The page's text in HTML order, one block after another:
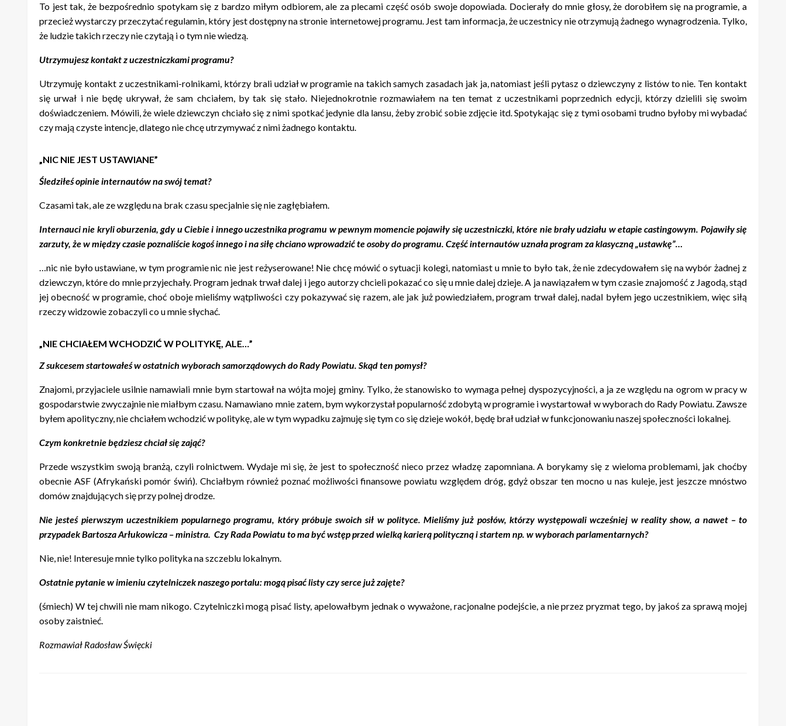
To jest tak, że bezpośrednio spotykam się z bardzo miłym odbiorem, ale za plecami część osób swoje dopowiada. Docierały do mnie głosy, że dorobiłem się na programie, a
przecież wystarczy przeczytać regulamin, który jest dostępny na stronie internetowej programu. Jest tam informacja, że uczestnicy nie otrzymują żadnego wynagrodzenia. Tylko,
że ludzie takich rzeczy nie czytają i o tym nie wiedzą.
Utrzymujesz kontakt z uczestniczkami programu?
Utrzymuję kontakt z uczestnikami-rolnikami, którzy brali udział w programie na takich samych zasadach jak ja, natomiast jeśli pytasz o dziewczyny z listów to nie. Ten kontakt
się urwał i nie będę ukrywał, że sam chciałem, by tak się stało. Niejednokrotnie rozmawiałem na ten temat z uczestnikami poprzednich edycji, którzy dzielili się swoim
doświadczeniem. Mówili, że wiele dziewczyn chciało się z nimi spotkać jedynie dla lansu, żeby zrobić sobie zdjęcie itd. Spotykając się z tymi osobami trudno byłoby mi wybadać
czy mają czyste intencje, dlatego nie chcę utrzymywać z nimi żadnego kontaktu.
„NIC NIE JEST USTAWIANE”
Śledziłeś opinie internautów na swój temat?
Czasami tak, ale ze względu na brak czasu specjalnie się nie zagłębiałem.
Internauci nie kryli oburzenia, gdy u Ciebie i innego uczestnika programu w pewnym momencie pojawiły się uczestniczki, które nie brały udziału w etapie castingowym. Pojawiły się
zarzuty, że w między czasie poznaliście kogoś innego i na siłę chciano wprowadzić te osoby do programu. Część internautów uznała program za klasyczną „ustawkę”…
…nic nie było ustawiane, w tym programie nic nie jest reżyserowane! Nie chcę mówić o sytuacji kolegi, natomiast u mnie to było tak, że nie zdecydowałem się na wybór żadnej z
dziewczyn, które do mnie przyjechały. Program jednak trwał dalej i jego autorzy chcieli pokazać co się u mnie dalej dzieje. A ja nawiązałem w tym czasie znajomość z Jagodą, stąd
jej obecność w programie, choć oboje mieliśmy wątpliwości czy pokazywać się razem, ale jak już powiedziałem, program trwał dalej, nadal byłem jego uczestnikiem, więc siłą
rzeczy widzowie zobaczyli co u mnie słychać.
„NIE CHCIAŁEM WCHODZIĆ W POLITYKĘ, ALE…”
Z sukcesem startowałeś w ostatnich wyborach samorządowych do Rady Powiatu. Skąd ten pomysł?
Znajomi, przyjaciele usilnie namawiali mnie bym startował na wójta mojej gminy. Tylko, że stanowisko to wymaga pełnej dyspozycyjności, a ja ze względu na ogrom w pracy w
gospodarstwie zwyczajnie nie miałbym czasu. Namawiano mnie zatem, bym wykorzystał popularność zdobytą w programie i wystartował w wyborach do Rady Powiatu. Zawsze
byłem apolityczny, nie chciałem wchodzić w politykę, ale w tym wypadku zajmuję się tym co się dzieje wokół, będę brał udział w funkcjonowaniu naszej społeczności lokalnej.
Czym konkretnie będziesz chciał się zająć?
Przede wszystkim swoją branżą, czyli rolnictwem. Wydaje mi się, że jest to społeczność nieco przez władzę zapomniana. A borykamy się z wieloma problemami, jak choćby
obecnie ASF (Afrykański pomór świń). Chciałbym również poznać możliwości finansowe powiatu względem dróg, gdyż obszar ten mocno u nas kuleje, jest jeszcze mnóstwo
domów znajdujących się przy polnej drodze.
Nie jesteś pierwszym uczestnikiem popularnego programu, który próbuje swoich sił w polityce. Mieliśmy już posłów, którzy występowali wcześniej w reality show, a nawet – to
przypadek Bartosza Arłukowicza – ministra. Czy Rada Powiatu to ma być wstęp przed wielką karierą polityczną i startem np. w wyborach parlamentarnych?
Nie, nie! Interesuje mnie tylko polityka na szczeblu lokalnym.
Ostatnie pytanie w imieniu czytelniczek naszego portalu: mogą pisać listy czy serce już zajęte?
(śmiech) W tej chwili nie mam nikogo. Czytelniczki mogą pisać listy, apelowałbym jednak o wyważone, racjonalne podejście, a nie przez pryzmat tego, by jakoś za sprawą mojej
osoby zaistnieć.
Rozmawiał Radosław Święcki